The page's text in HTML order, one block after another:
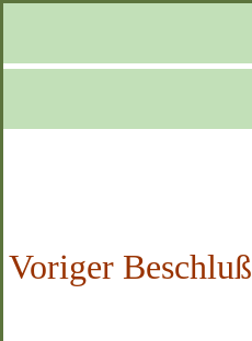
Voriger Beschluß